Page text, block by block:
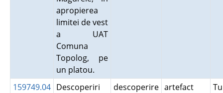
apropierea
limitei de vest
a UAT
Comuna
Topolog, pe
un platou.
159749.04 Descoperiri
descoperire artefact